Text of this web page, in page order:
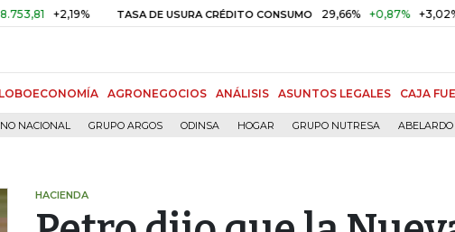
+2,19% TASA DE USURA CRÉDITO CONSUMO 29,66% +0,87% +3,02%
AGRONEGOCIOS ANÁLISIS ASUNTOS LEGALES CAJA
NACIONAL GRUPO ARGOS ODINSA HOGAR GRUPO NUTRESA
HACIENDA